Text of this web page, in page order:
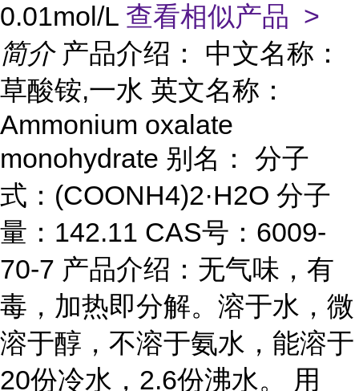
0.01mol/L 查看相似产品 >
简介 产品介绍： 中文名称：
草酸铵,一水 英文名称：
Ammonium oxalate
monohydrate 别名： 分子
式：(COONH4)2·H2O 分子
量：142.11 CAS号：6009-
70-7 产品介绍：无气味，有
毒，加热即分解。溶于水，微
溶于醇，不溶于氨水，能溶于
20份冷水，2.6份沸水。 用